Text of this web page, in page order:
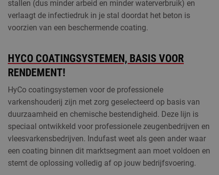
stallen (dus minder arbeid en minder waterverbruik) en
verlaagt de infectiedruk in je stal doordat het beton is
voorzien van een beschermende coating.
HYCO COATINGSYSTEMEN, BASIS VOOR
RENDEMENT!
HyCo coatingsystemen voor de professionele
varkenshouderij zijn met zorg geselecteerd op basis van
duurzaamheid en chemische bestendigheid. Deze lijn is
speciaal ontwikkeld voor professionele zeugenbedrijven en
vleesvarkensbedrijven. Indufast weet als geen ander waar
een coating binnen dit marktsegment aan moet voldoen en
stemt de oplossing volledig af op jouw bedrijfsvoering.